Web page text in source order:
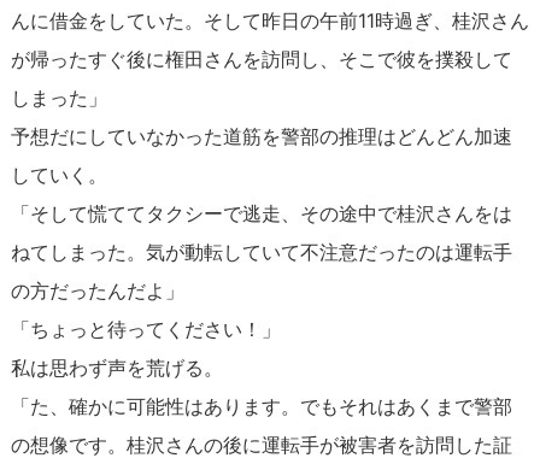
んに借金をしていた。そして昨日の午前11時過ぎ、桂沢さん
が帰ったすぐ後に権田さんを訪問し、そこで彼を撲殺して
しまった」
予想だにしていなかった道筋を警部の推理はどんどん加速
していく。
「そして慌ててタクシーで逃走、その途中で桂沢さんをは
ねてしまった。気が動転していて不注意だったのは運転手
の方だったんだよ」
「ちょっと待ってください！」
私は思わず声を荒げる。
「た、確かに可能性はあります。でもそれはあくまで警部
の想像です。桂沢さんの後に運転手が被害者を訪問した証